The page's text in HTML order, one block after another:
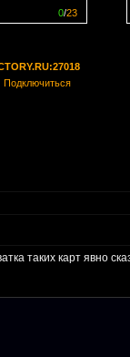
0/23
Подключиться
таких карт явно